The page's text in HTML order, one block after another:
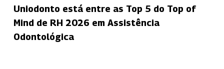
Uniodonto está entre as Top 5 do Top of
Mind de RH 2026 em Assistência
Odontológica